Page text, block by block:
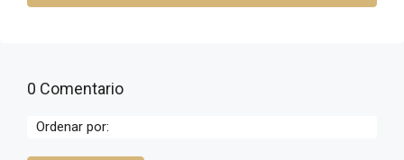
0 Comentario
Ordenar por: